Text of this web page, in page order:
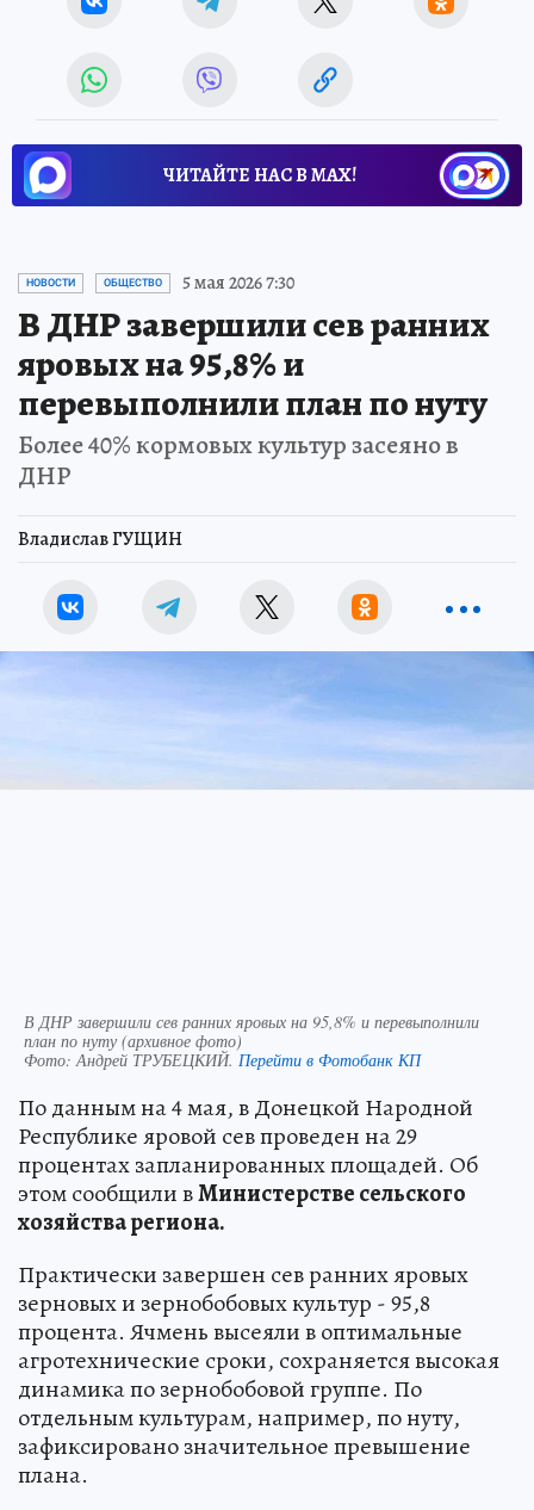
ЧИТАЙТЕ НАС В МАХ!
НОВОСТИ ОБЩЕСТВО 5 мая 2026 7:30
В ДНР завершили сев ранних
яровых на 95,8% и
перевыполнили план по нуту
Более 40% кормовых культур засеяно в
ДНР
Владислав ГУЩИН
В ДНР завершили сев ранних яровых на 95,8% и перевыполнили
план по нуту (архивное фото)
Фото:Андрей ТРУБЕЦКИЙ. Перейти в Фотобанк КП
По данным на 4 мая, в Донецкой Народной
Республике яровой сев проведен на 29
процентах запланированных площадей. Об
этом сообщили вМинистерстве сельского
хозяйства региона.
Практически завершен сев ранних яровых
зерновых и зернобобовых культур - 95,8
процента. Ячмень высеяли в оптимальные
агротехнические сроки, сохраняется высокая
динамика по зернобобовой группе. По
отдельным культурам, например, по нуту,
зафиксировано значительное превышение
плана.